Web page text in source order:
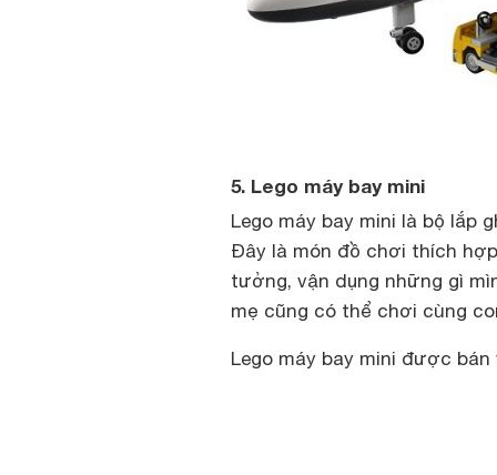
5. Lego máy bay mini
Lego máy bay mini là bộ lắp
Đây là món đồ chơi thích
tưởng, vận dụng những gì
mẹ cũng có thể chơi cùng
Lego máy bay mini được